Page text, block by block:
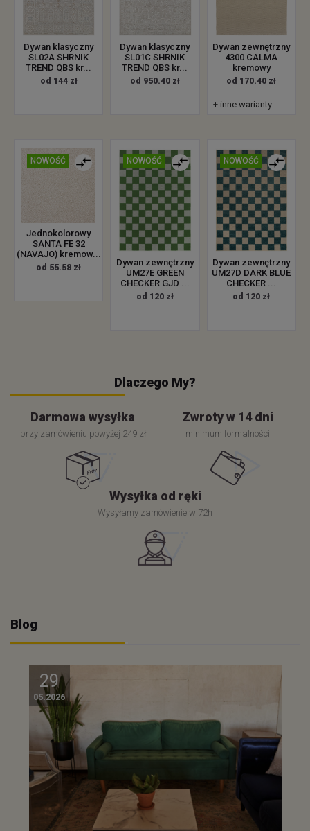
Dywan klasyczny
SL02A SHRNIK
TREND QBS kr...
od 144 zł
Dywan klasyczny
SL01C SHRNIK
TREND QBS kr...
od 950.40 zł
Dywan zewnętrzny
4300 CALMA
kremowy
od 170.40 zł
+ inne warianty
NOWOŚĆ
Jednokolorowy
SANTA FE 32
(NAVAJO) kremow...
od 55.58 zł
NOWOŚĆ
Dywan zewnętrzny
UM27E GREEN
CHECKER GJD ...
od 120 zł
NOWOŚĆ
Dywan zewnętrzny
UM27D DARK BLUE
CHECKER ...
od 120 zł
Dlaczego My?
Darmowa wysyłka
przy zamówieniu powyżej 249 zł
Zwroty w 14 dni
minimum formalności
Wysyłka od ręki
Wysyłamy zamówienie w 72h
Blog
29
05.2026